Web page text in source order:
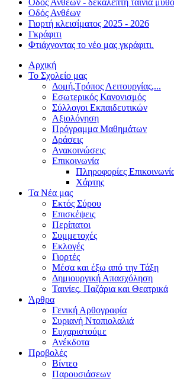
Οδός Ανθέων - δεκάλεπτη ταινία
Οδός Ανθέων
Γιορτή κλεισίματος 2025 - 2026
Γκράφιτι
Φτιάχνοντας το νέο μας γκράφιτι.
Αρχική
Το Σχολείο μας
Δομή,Τρόπος Λειτουργίας,...
Εσωτερικός Κανονισμός
Σύλλογοι Εκπαιδευτικών
Αξιολόγηση
Πρόγραμμα Μαθημάτων
Δράσεις
Ανακοινώσεις
Επικοινωνία
Πληροφορίες
Χάρτης
Τα Νέα μας
Εκτός Σύρου
Επισκέψεις
Περίπατοι
Συμμετοχές
Εκλογές
Γιορτές
Μέσα και έξω από την Τάξη
Δημιουργική Απασχόληση
Ταινίες, Παζάρια και Θεατρικά
Άρθρα
Γενική Αρθογραφία
Συριανή Ντοπιολαλιά
Ευχαριστούμε
Ανέκδοτα
Προβολές
Βίντεο
Παρουσιάσεων